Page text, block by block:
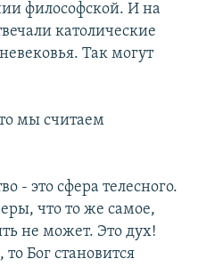
философской. И на
католические
Так могут
мы считаем
- это сфера телесного.
что то же самое,
не может. Это дух!
Бог становится